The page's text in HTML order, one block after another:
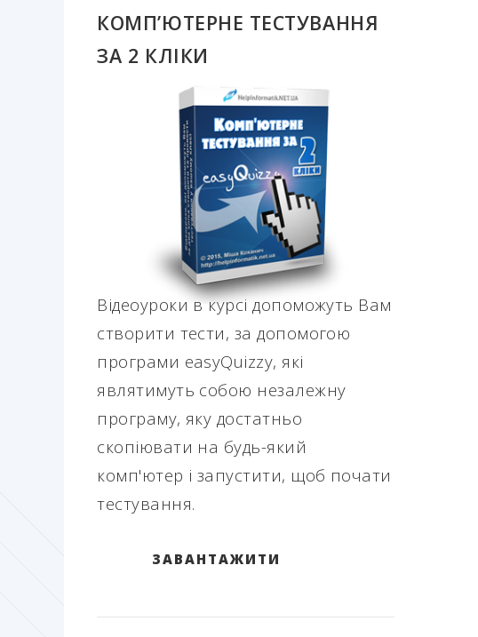
КОМП’ЮТЕРНЕ ТЕСТУВАННЯ
ЗА 2 КЛІКИ
Відеоуроки в курсі допоможуть Вам
створити тести, за допомогою
програми easyQuizzy, які
являтимуть собою незалежну
програму, яку достатньо
скопіювати на будь-який
комп'ютер і запустити, щоб почати
тестування.
ЗАВАНТАЖИТИ